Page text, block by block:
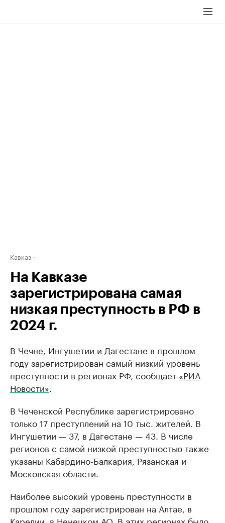
Кавказ
На Кавказе
зарегистрирована самая
низкая преступность в РФ в
2024 г.
В Чечне, Ингушетии и Дагестане в прошлом
году зарегистрирован самый низкий уровень
преступности в регионах РФ, сообщает «РИА
Новости»
В Чеченской Республике зарегистрировано
только 17 преступлений на 10 тыс. жителей. В
Ингушетии — 37, в Дагестане — 43. В числе
регионов с самой низкой преступностью также
указаны Кабардино-Балкария, Рязанская и
Московская области.
Наиболее высокий уровень преступности в
прошлом году зарегистрирован на Алтае, в